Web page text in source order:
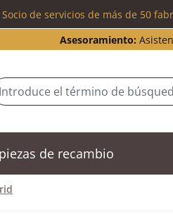
Socio de servicios de más de 50
Asesoramiento:
de recambio